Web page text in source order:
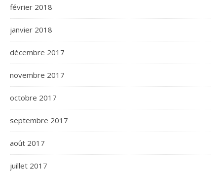
février 2018
janvier 2018
décembre 2017
novembre 2017
octobre 2017
septembre 2017
août 2017
juillet 2017